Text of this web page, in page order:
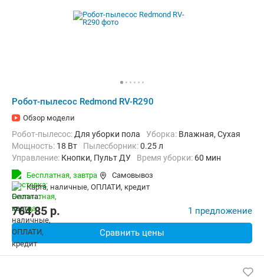
Робот-пылесос Redmond RV-R290
Обзор модели
Робот-пылесос: Для уборки пола Уборка: Влажная, Сухая
мощность: 18 Вт пылесборник:0.25 л
Управление: Кнопки, Пульт ДУ Время уборки: 60 мин
Бесплатная, завтра
Самовывоз
карта, наличные, ОПЛАТИ, кредит
764,85 p. 1 предложение
Сравнить цены